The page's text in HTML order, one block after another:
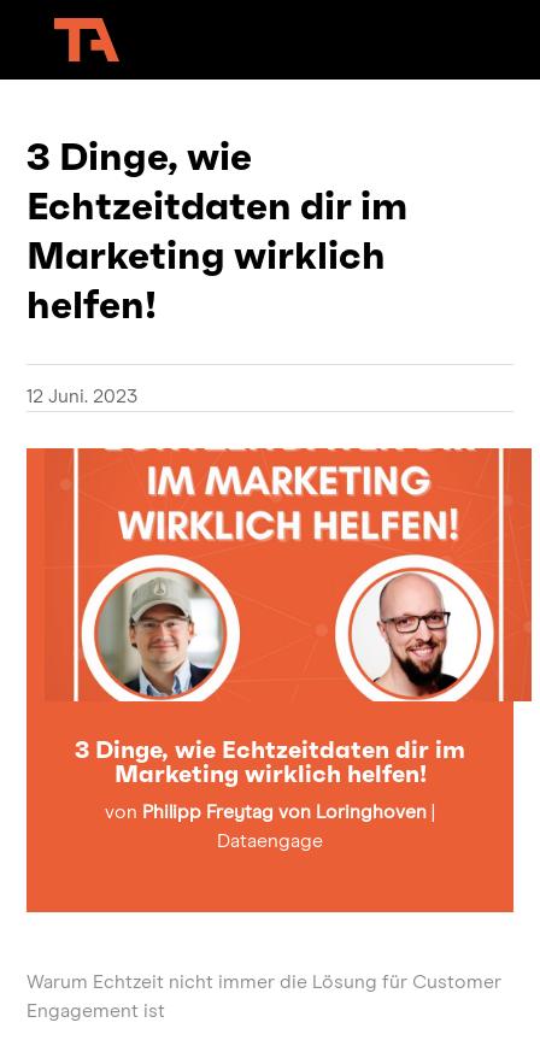
3 Dinge, wie
Echtzeitdaten dir im
Marketing wirklich
helfen!
12 Juni. 2023
3 Dinge, wie Echtzeitdaten dir im
Marketing wirklich helfen!
von Philipp Freytag von Loringhoven
Dataengage
Warum Echtzeit nicht immer die Lösung für Customer
Engagement ist